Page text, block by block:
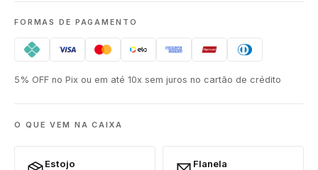
FORMAS DE PAGAMENTO
5% OFF no Pix ou em até 10x sem juros no cartão de crédito
O QUE VEM NA CAIXA
Estojo Flanela